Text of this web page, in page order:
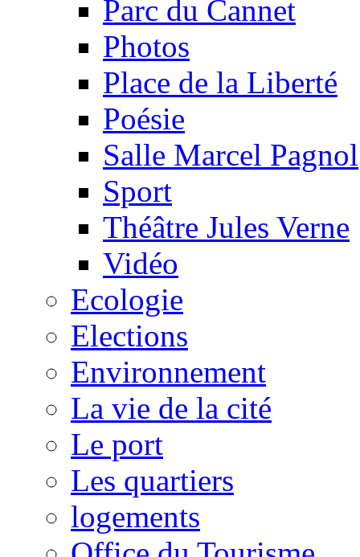
Parc du Cannet
Photos
Place de la Liberté
Poésie
Salle Marcel Pagnol
Sport
Théâtre Jules Verne
Vidéo
Ecologie
Elections
Environnement
La vie de la cité
Le port
Les quartiers
logements